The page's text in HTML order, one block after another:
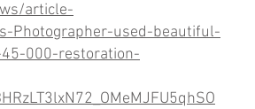
article-
Photographer-used-beautiful-
000-restoration-